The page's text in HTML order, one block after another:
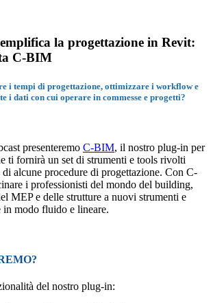
la progettazione in Revit:
C-BIM
i tempi di progettazione, ottimizzare i workflow e
i dati con cui operare in commesse e progetti?
presenteremo C-BIM, il nostro plug-in per
ti fornirà un set di strumenti e tools rivolti
di alcune procedure di progettazione. Con C-
i professionisti del mondo del building,
MEP e delle strutture a nuovi strumenti e
in modo fluido e lineare.
del nostro plug-in: